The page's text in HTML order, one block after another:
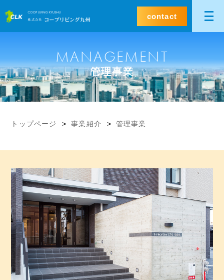
contact
MANAGEMENT
管理事業
トップページ 事業紹介 管理事業